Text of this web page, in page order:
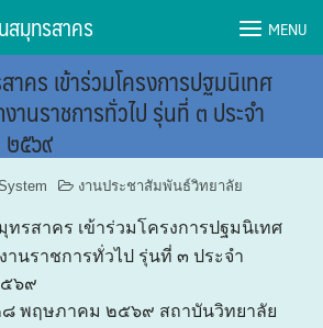
สมุทรสาคร MENU
คร เข้าร่วมโครงการปฐมนิเทศ
านราชการทั่วไป รุ่นที่ ๓ ประจำ
๕๖๙
งานประชาสัมพันธ์วิทยาลัย
รสาคร เข้าร่วมโครงการปฐมนิเทศ
นราชการทั่วไป รุ่นที่ ๓ ประจำ
๖๙
๘ พฤษภาคม ๒๕๖๙ สถาบันวิทยาลัย